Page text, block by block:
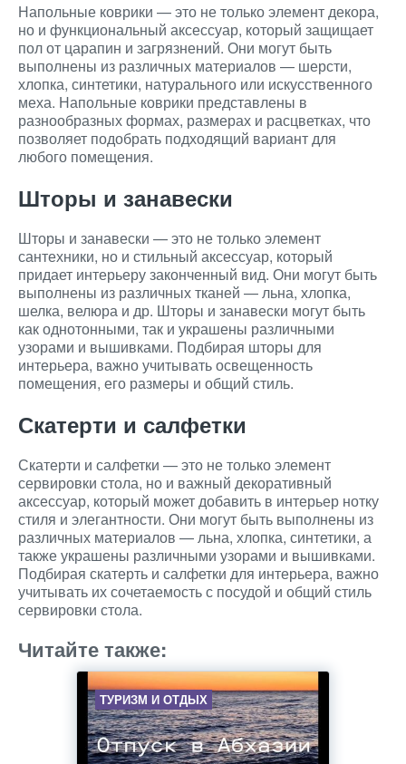
Напольные коврики — это не только элемент декора,
но и функциональный аксессуар, который защищает
пол от царапин и загрязнений. Они могут быть
выполнены из различных материалов — шерсти,
хлопка, синтетики, натурального или искусственного
меха. Напольные коврики представлены в
разнообразных формах, размерах и расцветках, что
позволяет подобрать подходящий вариант для
любого помещения.
Шторы и занавески
Шторы и занавески — это не только элемент
сантехники, но и стильный аксессуар, который
придает интерьеру законченный вид. Они могут быть
выполнены из различных тканей — льна, хлопка,
шелка, велюра и др. Шторы и занавески могут быть
как однотонными, так и украшены различными
узорами и вышивками. Подбирая шторы для
интерьера, важно учитывать освещенность
помещения, его размеры и общий стиль.
Скатерти и салфетки
Скатерти и салфетки — это не только элемент
сервировки стола, но и важный декоративный
аксессуар, который может добавить в интерьер нотку
стиля и элегантности. Они могут быть выполнены из
различных материалов — льна, хлопка, синтетики, а
также украшены различными узорами и вышивками.
Подбирая скатерть и салфетки для интерьера, важно
учитывать их сочетаемость с посудой и общий стиль
сервировки стола.
Читайте также:
ТУРИЗМ И ОТДЫХ